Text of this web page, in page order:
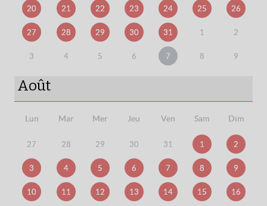
20 21 22 23 24 25 26
27 28 29 30 31 1 2
3 4 5 6 7 8 9
Août
Lun Mar Mer Jeu Ven Sam Dim
27 28 29 30 31 1 2
3 4 5 6 7 8 9
10 11 12 13 14 15 16